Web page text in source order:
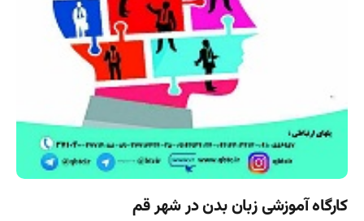
کارگاه آموزشی زبان بدن در شهر قم